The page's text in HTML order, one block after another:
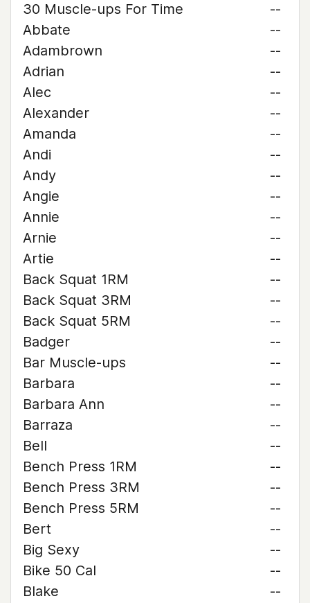
30 Muscle-ups For Time
--
Abbate
--
Adambrown
--
Adrian
--
Alec
--
Alexander
--
Amanda
--
Andi
--
Andy
--
Angie
--
Annie
--
Arnie
--
Artie
--
Back Squat 1RM
--
Back Squat 3RM
--
Back Squat 5RM
--
Badger
--
Bar Muscle-ups
--
Barbara
--
Barbara Ann
--
Barraza
--
Bell
--
Bench Press 1RM
--
Bench Press 3RM
--
Bench Press 5RM
--
Bert
--
Big Sexy
--
Bike 50 Cal
--
Blake
--